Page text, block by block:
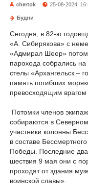
chertok 25-08-2024,
Будни
Сегодня, в 82-ю
«А. Сибирякова» с
«Адмирал Шеер»
парохода собрались
стелы «Архангельск –
память погибших
превосходящим врагом
Потомки членов
собираются в
участники колонны
в составе
Победы. Последние
шествия 9 мая они с
проходят от здания
воинской славы».